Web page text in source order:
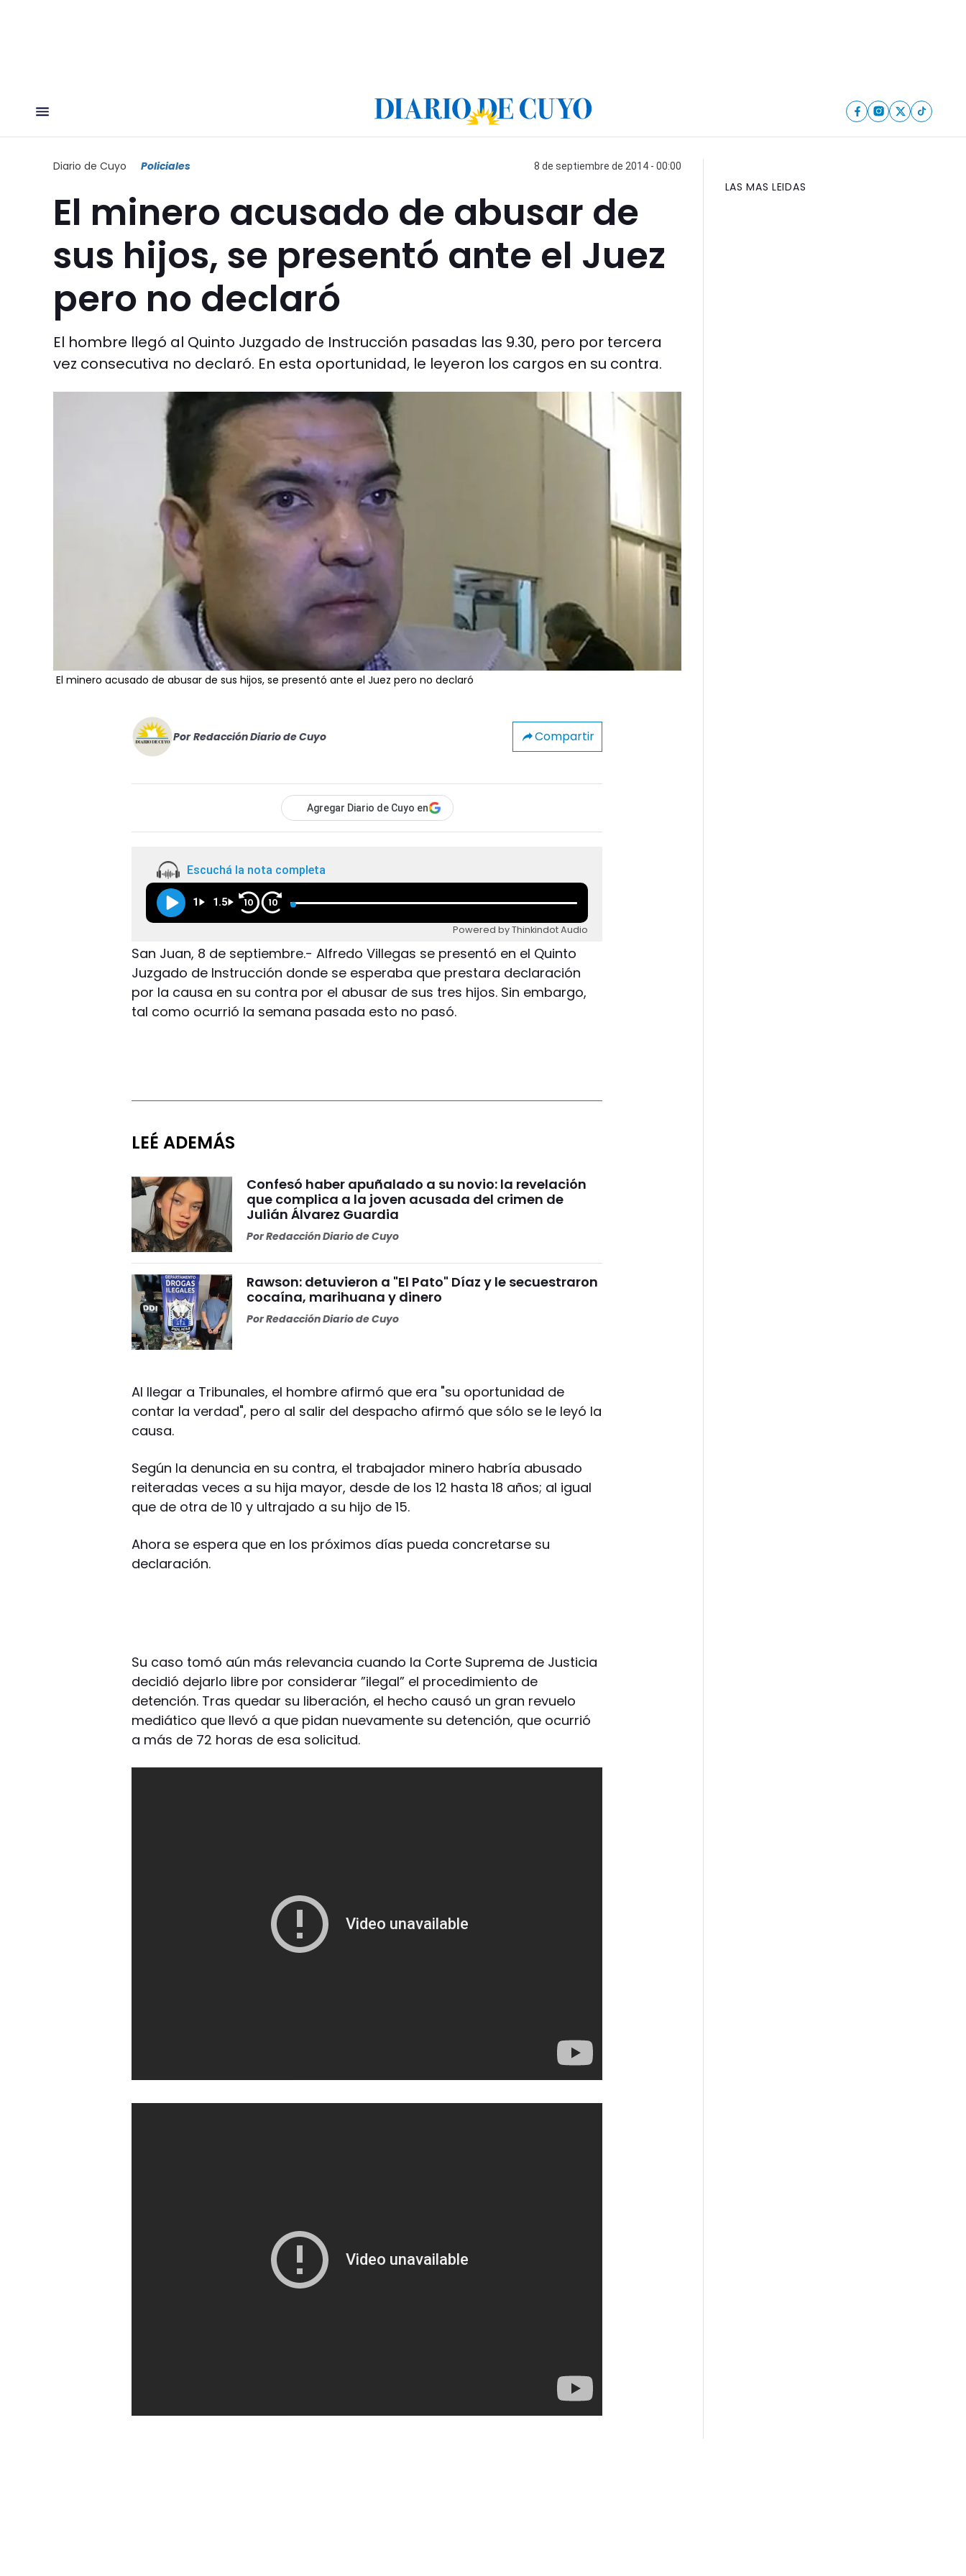
Diario de Cuyo Policiales 8 de septiembre de 2014 - 00:00
El minero acusado de abusar de
sus hijos, se presentó ante el Juez
pero no declaró
El hombre llegó al Quinto Juzgado de Instrucción pasadas las 9.30, pero por tercera
vez consecutiva no declaró. En esta oportunidad, le leyeron los cargos en su contra.
El minero acusado de abusar de sus hijos, se presentó ante el Juez pero no declaró
Por Redacción Diario de Cuyo Compartir
Agregar Diario de Cuyo en
Escuchá la nota completa
1 1.5 10 10
Powered by Thinkindot Audio
San Juan, 8 de septiembre.- Alfredo Villegas se presentó en el Quinto
Juzgado de Instrucción donde se esperaba que prestara declaración
por la causa en su contra por el abusar de sus tres hijos. Sin embargo,
tal como ocurrió la semana pasada esto no pasó.
LEÉ ADEMÁS
Confesó haber apuñalado a su novio: la revelación
que complica a la joven acusada del crimen de
Julián Álvarez Guardia
PorRedacción Diario de Cuyo
Rawson: detuvieron a "El Pato" Díaz y le secuestraron
cocaína, marihuana y dinero
PorRedacción Diario de Cuyo
Al llegar a Tribunales, el hombre afirmó que era "su oportunidad de
contar la verdad", pero al salir del despacho afirmó que sólo se le leyó la
causa.
Según la denuncia en su contra, el trabajador minero habría abusado
reiteradas veces a su hija mayor, desde de los 12 hasta 18 años; al igual
que de otra de 10 y ultrajado a su hijo de 15.
Ahora se espera que en los próximos días pueda concretarse su
declaración.
Su caso tomó aún más relevancia cuando la Corte Suprema de Justicia
decidió dejarlo libre por considerar ”ilegal” el procedimiento de
detención. Tras quedar su liberación, el hecho causó un gran revuelo
mediático que llevó a que pidan nuevamente su detención, que ocurrió
a más de 72 horas de esa solicitud.
LAS MAS LEIDAS